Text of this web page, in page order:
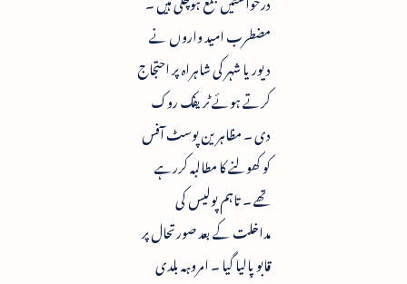
مضطرب امید واروں نے
دیوریا شہر کی شاہراہ پر احتجاج
کرتے ہوئے ٹریفک روک
دی ۔ مظاہرین پوسٹ آفس
کو کھولنے کا مطالبہ کررہے
تھے ۔ تاہم پولیس کی
مداخلت کے بعد صورتحال پر
قابو پالیا گیا ۔ امروہہ بلدی